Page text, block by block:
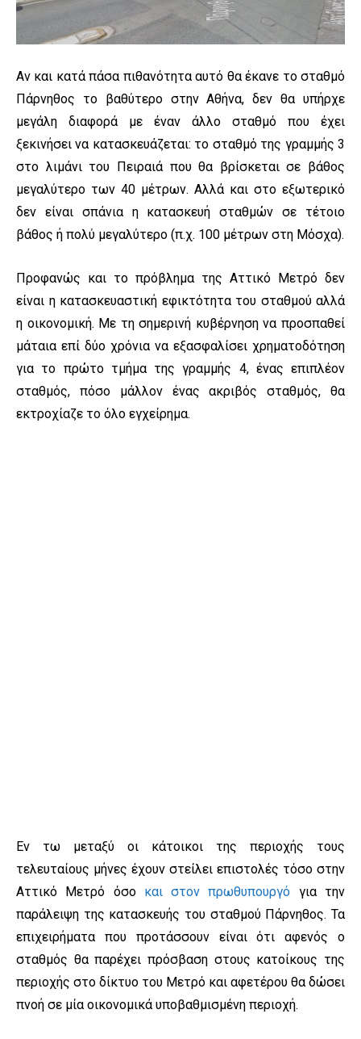
Αν και κατά πάσα πιθανότητα αυτό θα έκανε το σταθμό
Πάρνηθος το βαθύτερο στην Αθήνα, δεν θα υπήρχε
μεγάλη διαφορά με έναν άλλο σταθμό που έχει
ξεκινήσει να κατασκευάζεται: το σταθμό της γραμμής 3
στο λιμάνι του Πειραιά που θα βρίσκεται σε βάθος
μεγαλύτερο των 40 μέτρων. Αλλά και στο εξωτερικό
δεν είναι σπάνια η κατασκευή σταθμών σε τέτοιο
βάθος ή πολύ μεγαλύτερο (π.χ. 100 μέτρων στη Μόσχα).
Προφανώς και το πρόβλημα της Αττικό Μετρό δεν
είναι η κατασκευαστική εφικτότητα του σταθμού αλλά
η οικονομική. Με τη σημερινή κυβέρνηση να προσπαθεί
μάταια επί δύο χρόνια να εξασφαλίσει χρηματοδότηση
για το πρώτο τμήμα της γραμμής 4, ένας επιπλέον
σταθμός, πόσο μάλλον ένας ακριβός σταθμός, θα
εκτροχίαζε το όλο εγχείρημα.
Εν τω μεταξύ οι κάτοικοι της περιοχής τους
τελευταίους μήνες έχουν στείλει επιστολές τόσο στην
Αττικό Μετρό όσο και στον πρωθυπουργό για την
παράλειψη της κατασκευής του σταθμού Πάρνηθος. Τα
επιχειρήματα που προτάσσουν είναι ότι αφενός o
σταθμός θα παρέχει πρόσβαση στους κατοίκους της
περιοχής στο δίκτυο του Μετρό και αφετέρου θα δώσει
πνοή σε μία οικονομικά υποβαθμισμένη περιοχή.